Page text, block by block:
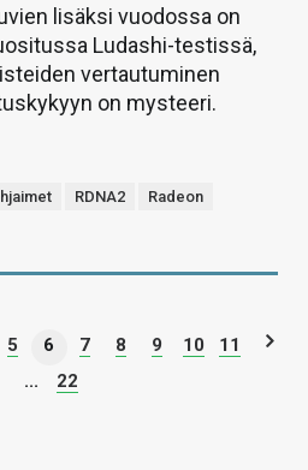
lisäksi vuodossa on
Ludashi-testissä,
vertautuminen
on mysteeri.
RDNA2
Radeon
5 6 7 8 9 10
11
...
22